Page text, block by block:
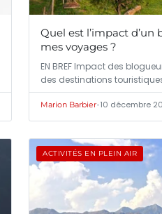
Quel est l’impact
mes voyages ?
EN BREF Impact des
des destinations
Marion Barbier•10 décembre
ACTIVITÉS EN PLEIN AIR